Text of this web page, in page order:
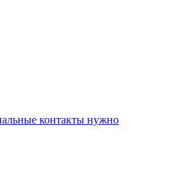
контакты нужно